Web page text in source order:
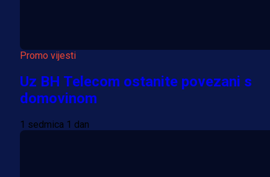
Promo vijesti
Uz BH Telecom ostanite povezani s
domovinom
1 sedmica 1 dan